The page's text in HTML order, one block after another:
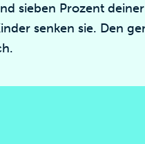
sieben Prozent
senken sie. Den